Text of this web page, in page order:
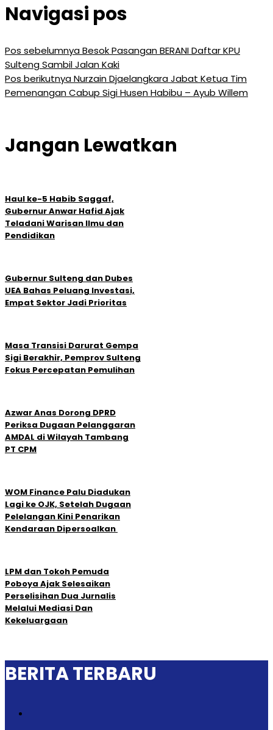
Navigasi pos
Pos sebelumnyaBesok Pasangan BERANI Daftar KPU
Sulteng Sambil Jalan Kaki
Pos berikutnyaNurzain Djaelangkara Jabat Ketua Tim
Pemenangan Cabup Sigi Husen Habibu – Ayub Willem
Jangan Lewatkan
Haul ke-5 Habib Saggaf,
Gubernur Anwar Hafid Ajak
Teladani Warisan Ilmu dan
Pendidikan
Gubernur Sulteng dan Dubes
UEA Bahas Peluang Investasi,
Empat Sektor Jadi Prioritas
Masa Transisi Darurat Gempa
Sigi Berakhir, Pemprov Sulteng
Fokus Percepatan Pemulihan
Azwar Anas Dorong DPRD
Periksa Dugaan Pelanggaran
AMDAL di Wilayah Tambang
PT CPM
‎WOM Finance Palu Diadukan
Lagi ke OJK, Setelah Dugaan
Pelelangan Kini Penarikan
Kendaraan Dipersoalkan ‎
LPM dan Tokoh Pemuda
Poboya Ajak Selesaikan
Perselisihan Dua Jurnalis
Melalui Mediasi Dan
Kekeluargaan
BERITA TERBARU